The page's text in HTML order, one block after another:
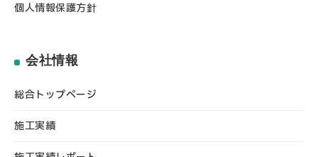
個人情報保護方針
会社情報
総合トップページ
施工実績